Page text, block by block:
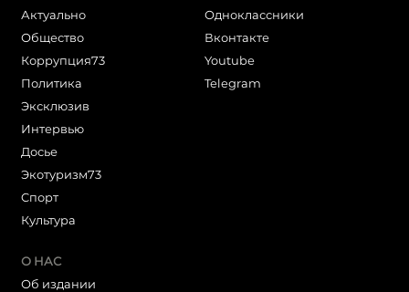
Актуально
Общество
Коррупция73
Политика
Эксклюзив
Интервью
Досье
Экотуризм73
Cпорт
Культура
Одноклассники
Вконтакте
Youtube
Telegram
О НАС
Об издании